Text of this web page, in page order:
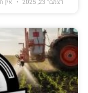
דצמבר 23, 2025 אין